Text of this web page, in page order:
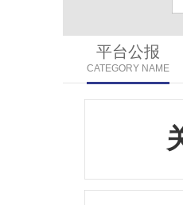
平台公报
CATEGORY NAME